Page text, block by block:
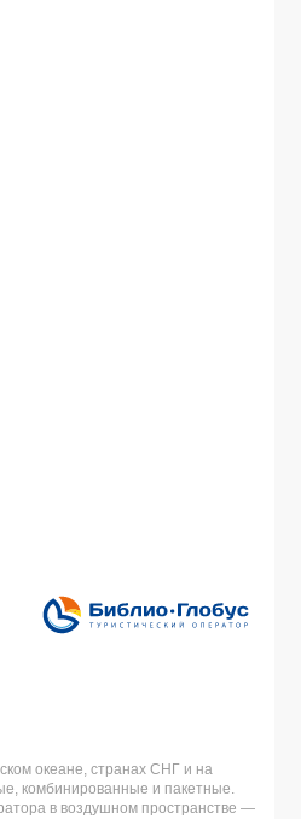
океане, странах СНГ и на
комбинированные и пакетные.
в воздушном пространстве —